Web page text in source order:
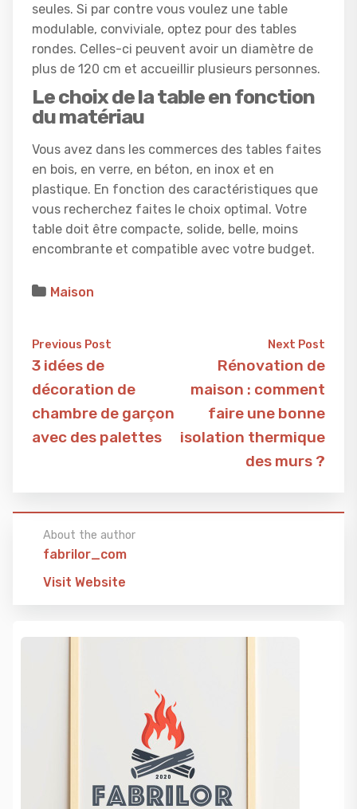
seules. Si par contre vous voulez une table
modulable, conviviale, optez pour des tables
rondes. Celles-ci peuvent avoir un diamètre de
plus de 120 cm et accueillir plusieurs personnes.
Le choix de la table en fonction
du matériau
Vous avez dans les commerces des tables faites
en bois, en verre, en béton, en inox et en
plastique. En fonction des caractéristiques que
vous recherchez faites le choix optimal. Votre
table doit être compacte, solide, belle, moins
encombrante et compatible avec votre budget.
Maison
Previous Post
3 idées de
décoration de
chambre de garçon
avec des palettes
Next Post
Rénovation de
maison : comment
faire une bonne
isolation thermique
des murs ?
About the author
fabrilor_com
Visit Website